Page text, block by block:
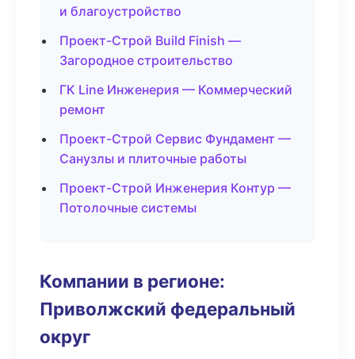
и благоустройство
Проект-Строй Build Finish —
Загородное строительство
ГК Line Инженерия — Коммерческий
ремонт
Проект-Строй Сервис Фундамент —
Санузлы и плиточные работы
Проект-Строй Инженерия Контур —
Потолочные системы
Компании в регионе:
Приволжский федеральный
округ